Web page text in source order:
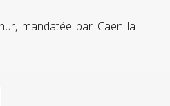
mandatée par Caen la